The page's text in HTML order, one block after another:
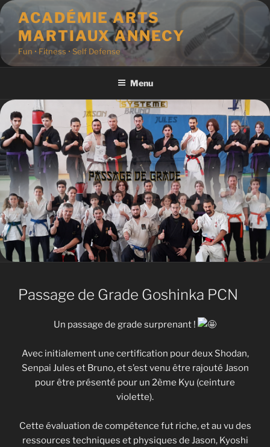
Aller
au
contenu
principal
ACADÉMIE ARTS
MARTIAUX ANNECY
Fun • Fitness • Self Defense
Menu
Passage de Grade Goshinka PCN
Un passage de grade surprenant !
Avec initialement une certification pour deux Shodan,
Senpai Jules et Bruno, et s’est venu être rajouté Jason
pour être présenté pour un 2ème Kyu (ceinture
violette).
Cette évaluation de compétence fut riche, et au vu des
ressources techniques et physiques de Jason, Kyoshi